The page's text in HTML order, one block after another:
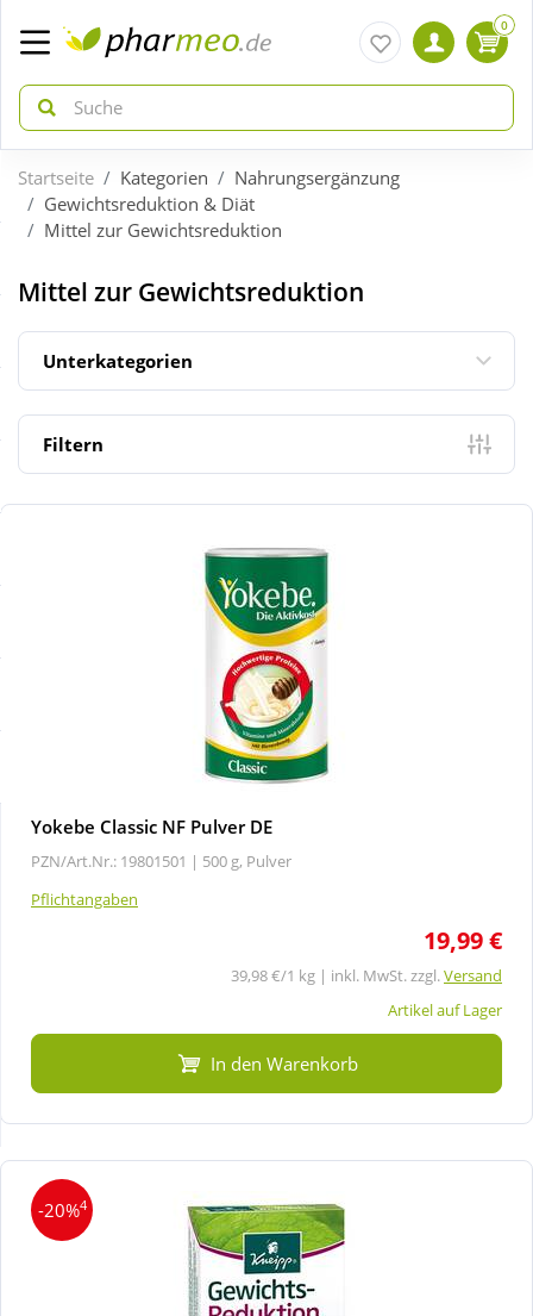
zurück
Aktuelle Coupons
Neuheiten
zurück
Arzneimittel
Diabetes
Körperpflege & Kosmetik
Natur & Homöopathie
Sanitätshaus
Wellness
0
Startseite Kategorien
Nahrungsergänzung
Gewichtsreduktion & Diät
Mittel zur Gewichtsreduktion
Mittel zur Gewichtsreduktion
Unterkategorien
Filtern
Yokebe Classic NF Pulver DE
PZN/Art.Nr.: 19801501 | 500 g, Pulver
Pflichtangaben
19,99 €
39,98 €/1 kg | inkl. MwSt. zzgl.Versand
Artikel auf Lager
In den Warenkorb
-20%4